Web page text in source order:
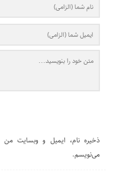
ذخیره نام، ایمیل و وبسایت من
می‌نویسم.